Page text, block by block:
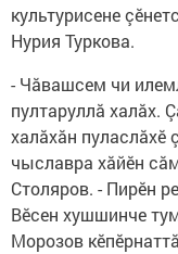
культурисене
Нурия Туркова.
- Чăвашсем чи
пултаруллă халăх.
халăхăн пуласлăхӗ
чыславра хăйӗн
Столяров. - Пирӗн
Вӗсен хушшинче
Морозов